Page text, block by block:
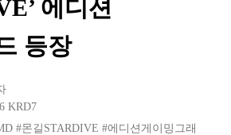
에디션
등장
KRD7
#몬길STARDIVE #에디션게이밍그래